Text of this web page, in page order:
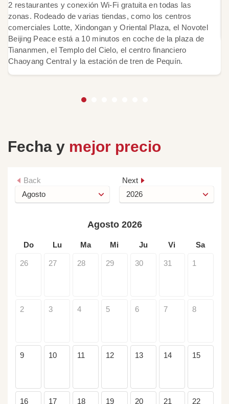
2 restaurantes y conexión Wi-Fi gratuita en todas las
zonas. Rodeado de varias tiendas, como los centros
comerciales Lotte, Xindongan y Oriental Plaza, el Novotel
Beijing Peace está a 10 minutos en coche de la plaza de
Tiananmen, el Templo del Cielo, el centro financiero
Chaoyang Central y la estación de tren de Pequín.
Fecha y mejor precio
Back Next
Agosto 2026
Do Lu Ma Mi Ju Vi Sa
26 27 28 29 30 31 1
2 3 4 5 6 7 8
9 10 11 12 13 14 15
16 17 18 19 20 21 22